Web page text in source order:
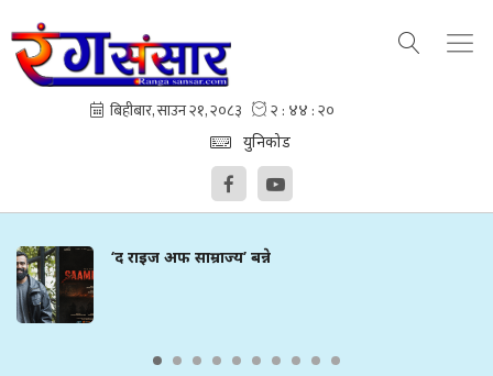
युनिकोड
साम्राज्य’ बन्ने